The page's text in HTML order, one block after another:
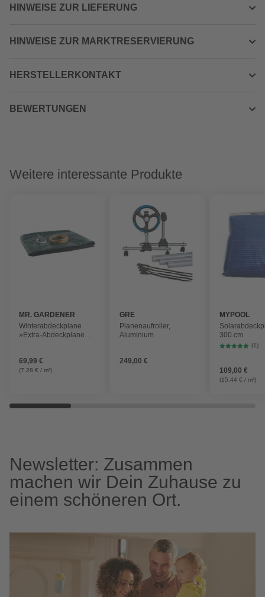
HINWEISE ZUR LIEFERUNG
HINWEISE ZUR MARKTRESERVIERUNG
HERSTELLERKONTAKT
BEWERTUNGEN
Weitere interessante Produkte
MR. GARDENER
Winterabdeckplane
»Extra-Abdeckplane«,
69,99 €
(7,28 € / m²)
GRE
Planenaufroller,
Aluminium
249,00 €
MYPOOL
300 cm
(1)
109,00 €
(15,44 € / m²)
Newsletter: Zusammen
machen wir Dein Zuhause zu
einem schöneren Ort.